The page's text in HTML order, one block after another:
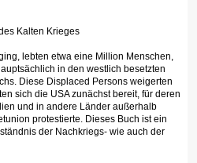
Kalten Krieges
lebten etwa eine Million Menschen,
in den westlich besetzten
Diese Displaced Persons weigerten
sich die USA zunächst bereit, für deren
und in andere Länder außerhalb
protestierte. Dieses Buch ist ein
der Nachkriegs- wie auch der